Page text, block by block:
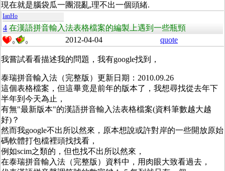
現在就是腦袋瓜一團混亂,理不出一個頭緒.
IanHo
4 在漢語拼音輸入法表格檔案的編製上遇到一些瓶頸
0 0 2012-04-04 quote
我嘗試看看描述我的問題，我有google找到，
泰瑞拼音輸入法（完整版）更新日期：2010.09.26
這個表格檔案，但這畢竟是前年的版本了，我想尋找從去年下
半年到今天為止，
有無"最新版本"的漢語拼音輸入法表格檔案(資料筆數越大越
好)？
然而我google不出所以然來，原本想說或許對岸的一些開放原始
碼軟體打包檔裡頭找找看，
例如scim之類的，但也找不出所以然來，
在泰瑞拼音輸入法（完整版）資料中，用肉眼大致看過去，